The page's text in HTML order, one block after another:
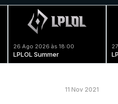
26 Ago 2026 às 18:00
LPLOL Summer
11 Nov 2021